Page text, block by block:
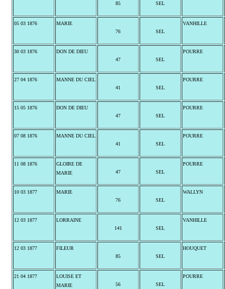
85
SEL
05 03 1876
MARIE
76
SEL
VANHILLE
30 03 1876
DON DE DIEU
47
SEL
POURRE
27 04 1876
MANNE DU CIEL
41
SEL
POURRE
15 05 1876
DON DE DIEU
47
SEL
POURRE
07 08 1876
MANNE DU CIEL
41
SEL
POURRE
11 08 1876
GLOIRE DE
MARIE
47 SEL
POURRE
10 03 1877
MARIE
76
SEL
WALLYN
12 03 1877
LORRAINE
141
SEL
VANHILLE
12 03 1877
FILEUR
85
SEL
HOUQUET
21 04 1877
LOUISE ET
MARIE
56 SEL
POURRE